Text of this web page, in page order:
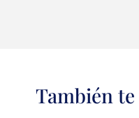
También